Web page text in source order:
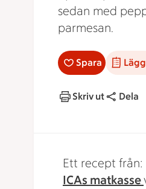
sedan med
parmesan.
Spara
Skriv ut Dela
Ett recept från:
ICAs matkasse